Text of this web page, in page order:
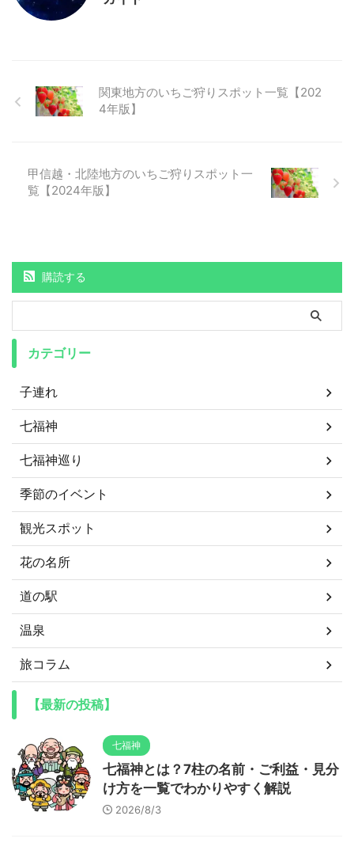
関東地方のいちご狩りスポット一覧【202
4年版】
甲信越・北陸地方のいちご狩りスポット一
覧【2024年版】
購読する
カテゴリー
子連れ
七福神
七福神巡り
季節のイベント
観光スポット
花の名所
道の駅
温泉
旅コラム
【最新の投稿】
七福神
七福神とは？7柱の名前・ご利益・見分
け方を一覧でわかりやすく解説
2026/8/3